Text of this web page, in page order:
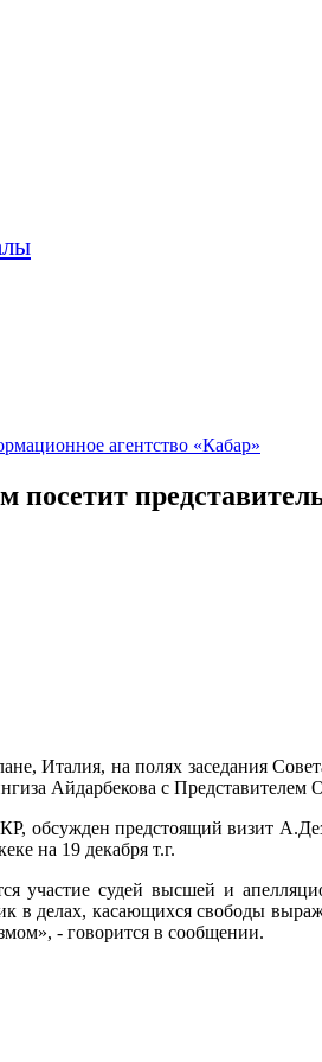
посетит
Италия, на полях заседания
Айдарбекова с
обсужден предстоящий визит
на 19 декабря т.г.
участие судей высшей и
в делах, касающихся свободы
- говорится в сообщении.